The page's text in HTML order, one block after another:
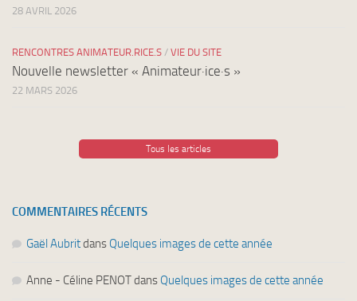
28 AVRIL 2026
RENCONTRES ANIMATEUR.RICE.S / VIE DU SITE
Nouvelle newsletter « Animateur·ice·s »
22 MARS 2026
Tous les articles
COMMENTAIRES RÉCENTS
Gaël Aubritdans Quelques images de cette année
Anne - Céline PENOTdans Quelques images de cette année